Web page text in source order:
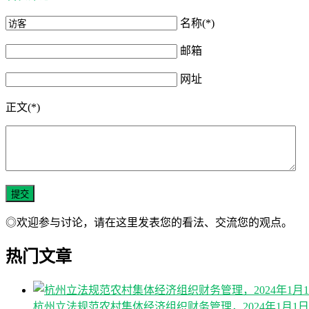
名称(*)
邮箱
网址
正文(*)
◎欢迎参与讨论，请在这里发表您的看法、交流您的观点。
热门文章